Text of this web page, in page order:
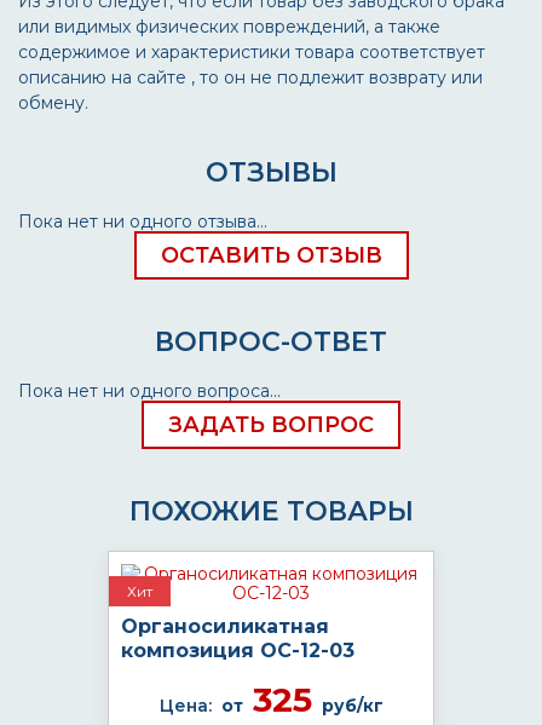
или видимых физических повреждений, а также
содержимое и характеристики товара соответствует
описанию на сайте , то он не подлежит возврату или
обмену.
ОТЗЫВЫ
Пока нет ни одного отзыва...
ОСТАВИТЬ ОТЗЫВ
ВОПРОС-ОТВЕТ
Пока нет ни одного вопроса...
ЗАДАТЬ ВОПРОС
ПОХОЖИЕ ТОВАРЫ
Хит
Органосиликатная
композиция ОС-12-03
Цена: от325 руб/кг